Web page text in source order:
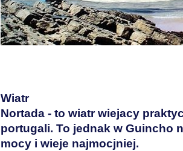
Wiatr
Nortada - to wiatr wiejacy
portugali. To jednak w Guincho
mocy i wieje najmocjniej.